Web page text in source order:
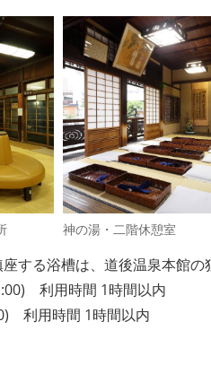
神の湯・二階休憩室
る浴槽は、道後温泉本館の
利用時間 1時間以内
利用時間 1時間以内